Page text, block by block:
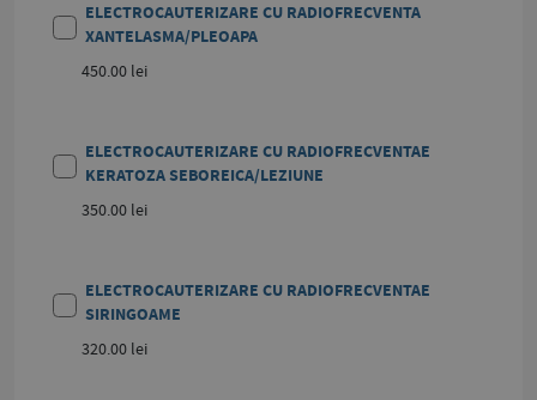
ELECTROCAUTERIZARE CU RADIOFRECVENTA
XANTELASMA/PLEOAPA
450.00 lei
ELECTROCAUTERIZARE CU RADIOFRECVENTAE
KERATOZA SEBOREICA/LEZIUNE
350.00 lei
ELECTROCAUTERIZARE CU RADIOFRECVENTAE
SIRINGOAME
320.00 lei